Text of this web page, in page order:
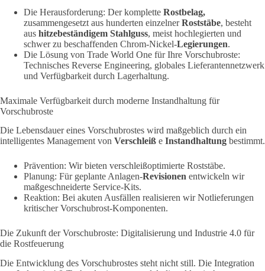
Die Herausforderung: Der komplette Rostbelag,
zusammengesetzt aus hunderten einzelnerRoststäbe, besteht
aus hitzebeständigem Stahlguss, meist hochlegierten und
schwer zu beschaffenden Chrom-Nickel-Legierungen.
Die Lösung von Trade World One für Ihre Vorschubroste:
Technisches Reverse Engineering, globales Lieferantennetzwerk
und Verfügbarkeit durch Lagerhaltung.
Maximale Verfügbarkeit durch moderne Instandhaltung für
Vorschubroste
Die Lebensdauer eines Vorschubrostes wird maßgeblich durch ein
intelligentes Management von Verschleiß e Instandhaltung bestimmt.
Prävention: Wir bieten verschleißoptimierte Roststäbe.
Planung: Für geplante Anlagen-Revisionen entwickeln wir
maßgeschneiderte Service-Kits.
Reaktion: Bei akuten Ausfällen realisieren wir Notlieferungen
kritischer Vorschubrost-Komponenten.
Die Zukunft der Vorschubroste: Digitalisierung und Industrie 4.0 für
die Rostfeuerung
Die Entwicklung des Vorschubrostes steht nicht still. Die Integration